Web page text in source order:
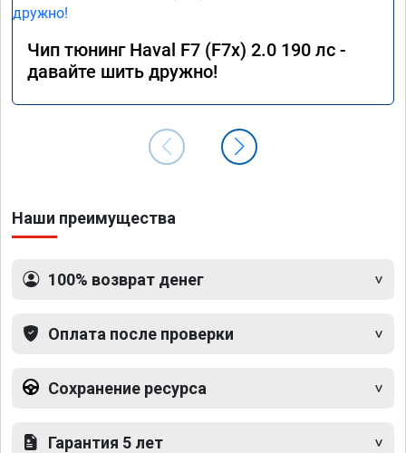
Чип тюнинг Haval F7 (F7x) 2.0 190 лс -
давайте шить дружно!
Наши преимущества
100% возврат денег
Оплата после проверки
Сохранение ресурса
Гарантия 5 лет